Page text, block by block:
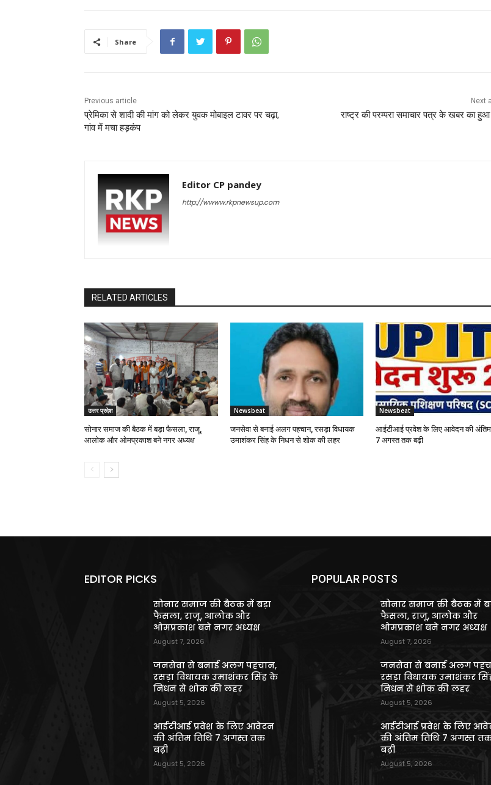
o
p
Share
Previous article
प्रेमिका से शादी की मांग को लेकर युवक मोबाइल टावर पर चढ़ा,
गांव में मचा हड़कंप
Next
राष्ट्र की परम्परा समाचार पत्र के खबर का
Editor CP pandey
http://wwww.rkpnewsup.com
RELATED ARTICLES
उत्तर प्रदेश
सोनार समाज की बैठक में बड़ा फैसला, राजू,
आलोक और ओमप्रकाश बने नगर अध्यक्ष
Newsbeat
जनसेवा से बनाई अलग पहचान, रसड़ा विधायक
उमाशंकर सिंह के निधन से शोक की लहर
Newsbeat
आईटीआई प्रवेश के लिए आवेदन की अंतिम
7 अगस्त तक बढ़ी
EDITOR PICKS
सोनार समाज की बैठक में बड़ा
फैसला, राजू, आलोक और
ओमप्रकाश बने नगर अध्यक्ष
August 7, 2026
जनसेवा से बनाई अलग पहचान,
रसड़ा विधायक उमाशंकर सिंह के
निधन से शोक की लहर
August 5, 2026
आईटीआई प्रवेश के लिए आवेदन
की अंतिम तिथि 7 अगस्त तक
बढ़ी
August 5, 2026
POPULAR POSTS
सोनार समाज की बैठक में
फैसला, राजू, आलोक और
ओमप्रकाश बने नगर अध्यक्ष
August 7, 2026
जनसेवा से बनाई अलग
रसड़ा विधायक उमाशंकर
निधन से शोक की लहर
August 5, 2026
आईटीआई प्रवेश के लिए
की अंतिम तिथि 7 अगस्त
बढ़ी
August 5, 2026